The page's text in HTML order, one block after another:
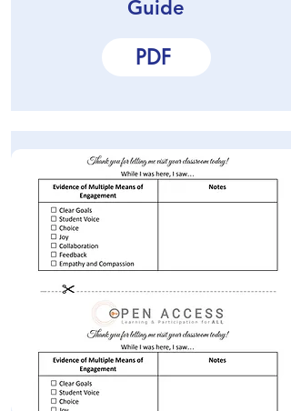
Guide
PDF